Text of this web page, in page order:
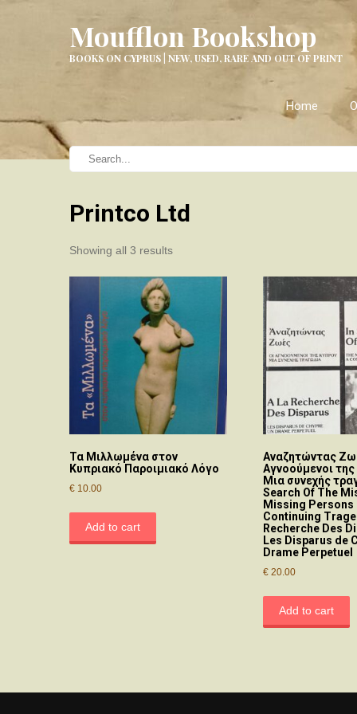
Moufflon Bookshop
BOOKS ON CYPRUS | NEW, USED, RARE AND OUT OF PRINT
Home
Printco Ltd
Showing all 3 resultsSorted
Τα Μιλλωμένα στον
Κυπριακό Παροιμιακό Λόγο
€ 10.00
Add to cart
Αναζητώντας
Αγνοούμενοι
Μια συνεχής
Search Of The
Missing Persons
Continuing
Recherche Des
Les Disparus de
Drame Perpetuel
€20.00
Add to cart